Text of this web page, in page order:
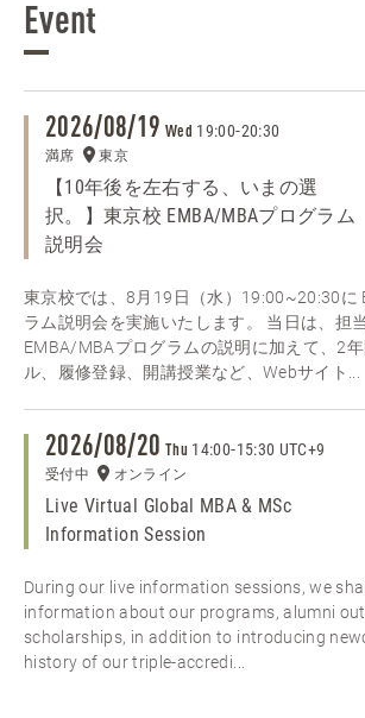
Event
2026/08/19 Wed 19:00-20:30
満席 東京
【10年後を左右する、いまの選
択。】東京校 EMBA/MBAプログラム
説明会
東京校では、8月19日（水）19:00~20:30に
ラム説明会を実施いたします。 当日は、担
EMBA/MBAプログラムの説明に加えて、2
ル、履修登録、開講授業など、Webサイト...
2026/08/20 Thu 14:00-15:30 UTC+9
受付中 オンライン
Live Virtual Global MBA & MSc
Information Session
During our live information sessions, we
information about our programs, alumni
scholarships, in addition to introducing
history of our triple-accredi...